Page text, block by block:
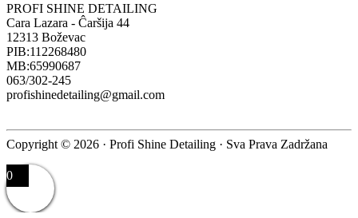
PROFI SHINE DETAILING
Cara Lazara - Ĉaršija 44
12313 Boževac
PIB:112268480
MB:65990687
063/302-245
profishinedetailing@gmail.com
Copyright © 2026 · Profi Shine Detailing · Sva Prava Zadržana
0